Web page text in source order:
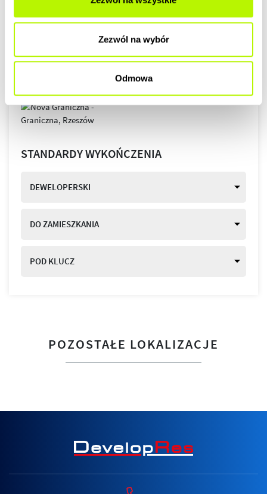
Zezwól na wybór
Odmowa
STANDARDY WYKOŃCZENIA
DEWELOPERSKI
DO ZAMIESZKANIA
POD KLUCZ
POZOSTAŁE LOKALIZACJE